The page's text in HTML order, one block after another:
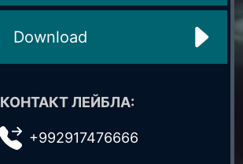
Download
КОНТАКТ ЛЕЙБЛА:
+992917476666